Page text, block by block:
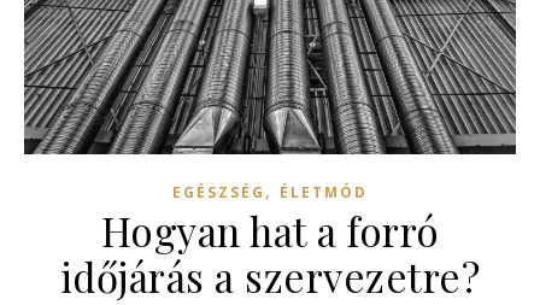
EGÉSZSÉG , ÉLETMÓD
Hogyan hat a forró
időjárás a szervezetre?